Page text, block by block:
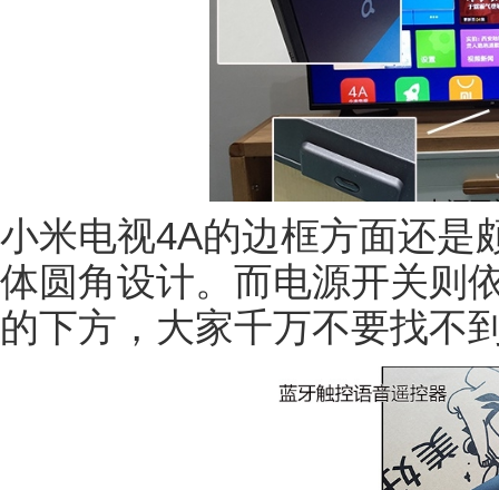
小米电视4A的边框方面还是
体圆角设计。而电源开关则
的下方，大家千万不要找不